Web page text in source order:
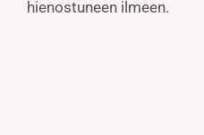
hienostuneen ilmeen.